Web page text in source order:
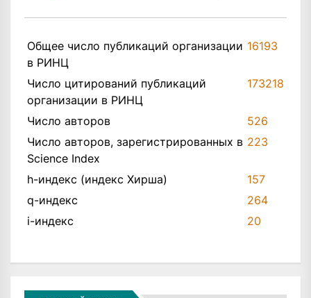
Общее число публикаций организации
в РИНЦ
16193
Число цитирований публикаций
организации в РИНЦ
173218
Число авторов
526
Число авторов, зарегистрированных в
Science Index
223
h-индекс (индекс Хирша)
157
q-индекс
264
i-индекс
20